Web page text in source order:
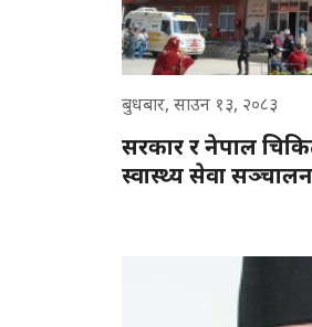
बुधबार, साउन १३, २०८३
सरकार र नेपाल
स्वास्थ्य सेवा सञ्चालन